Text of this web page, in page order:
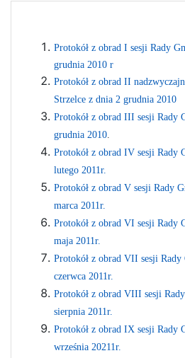
Protokół z obrad I sesji Rady
grudnia 2010 r
Protokół z obrad II
Strzelce z dnia 2 grudnia 2010
Protokół z obrad III sesji Rady
grudnia 2010
Protokół z obrad IV sesji Rady
lutego 2011r.
Protokół z obrad V sesji Rady
marca 2011r.
Protokół z obrad VI sesji Rady
maja 2011r.
Protokół z obrad VII sesji
czerwca 2011r.
Protokół z obrad VIII sesji
sierpnia 2011r.
Protokół z obrad IX sesji Rady
września 20211r.